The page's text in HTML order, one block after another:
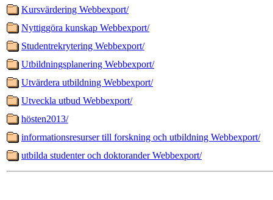
Kursvärdering Webbexport/
Nyttiggöra kunskap Webbexport/
Studentrekrytering Webbexport/
Utbildningsplanering Webbexport/
Utvärdera utbildning Webbexport/
Utveckla utbud Webbexport/
hösten2013/
informationsresurser till forskning och utbildning Webbexport/
utbilda studenter och doktorander Webbexport/